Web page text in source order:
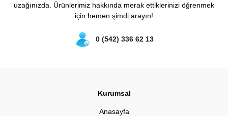
uzağınızda. Ürünlerimiz hakkında merak ettiklerinizi öğrenmek
için hemen şimdi arayın!
0 (542) 336 62 13
Kurumsal
Anasayfa